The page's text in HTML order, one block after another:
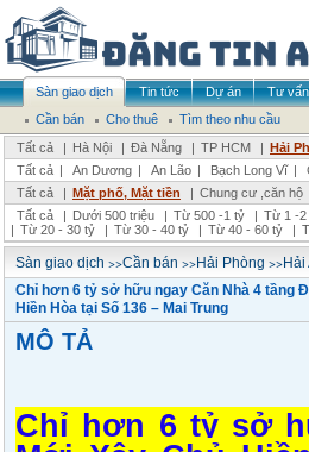
Sàn giao dịch Tin tức Dự án Tư vấn
Cần bán
Cho thuê
Tìm theo nhu cầu
Tất cả
| Hà Nội | Đà Nẵng | TP HCM | Hải
Tất cả | An Dương | An Lão | Bạch Long Vĩ |
Tất cả
| Mặt phố, Mặt tiền | Chung cư ,căn hộ
Tất cả
| Dưới 500 triệu | Từ 500 -1 tỷ | Từ 1 -2
| Từ 20 - 30 tỷ | Từ 30 - 40 tỷ | Từ 40 - 60 tỷ |
Sàn giao dịch >>Cần bán >>Hải Phòng >>Hải
Chỉ hơn 6 tỷ sở hữu ngay Căn Nhà 4 tầng
Hiền Hòa tại Số 136 – Mai Trung
MÔ TẢ
Chỉ hơn 6 tỷ sở